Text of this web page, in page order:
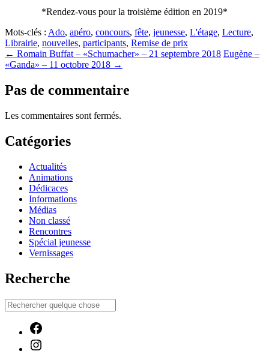
*Rendez-vous pour la troisième édition en 2019*
Mots-clés : Ado, apéro, concours, fête, jeunesse, L'étage, Lecture,
Librairie, nouvelles, participants, Remise de prix
← Romain Buffat – «Schumacher» – 21 septembre 2018 Eugène –
«Ganda» – 11 octobre 2018 →
Pas de commentaire
Les commentaires sont fermés.
Catégories
Actualités
Animations
Dédicaces
Informations
Médias
Non classé
Rencontres
Spécial jeunesse
Vernissages
Recherche